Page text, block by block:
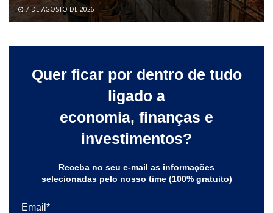
7 DE AGOSTO DE 2026
Quer ficar por dentro de tudo
ligado a
economia, finanças e
investimentos?
Receba no seu e-mail as informações
selecionadas pelo nosso time (100% gratuito)
Email*